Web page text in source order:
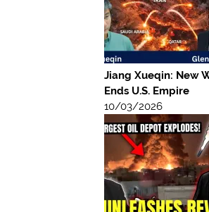
Jiang Xueqin: New
Ends U.S. Empire
10/03/2026